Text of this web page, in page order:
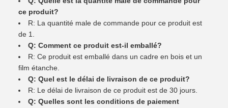
ce produit?
R: La quantité male de commande pour ce produit est
de 1.
Q: Comment ce produit est-il emballé?
R: Ce produit est emballé dans un cadre en bois et un
film étanche.
Q: Quel est le délai de livraison de ce produit?
R: Le délai de livraison de ce produit est de 30 jours.
Q: Quelles sont les conditions de paiement